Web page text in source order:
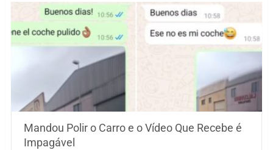
Mandou Polir o Carro e o Vídeo Que Recebe é
Impagável